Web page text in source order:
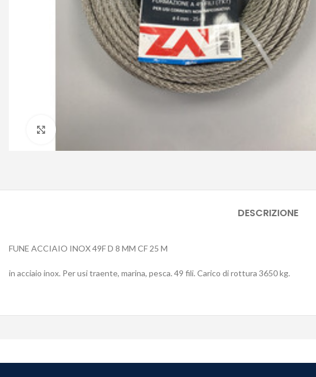
DESCRIZIONE
FUNE ACCIAIO INOX 49F D 8 MM CF 25 M
in acciaio inox. Per usi traente, marina, pesca. 49 fili. Carico di rottura 3650 kg.